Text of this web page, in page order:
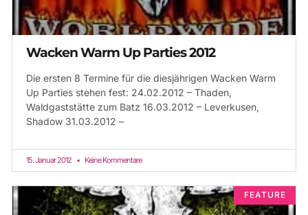
Wacken Warm Up Parties 2012
Die ersten 8 Termine für die diesjährigen Wacken Warm
Up Parties stehen fest: 24.02.2012 – Thaden,
Waldgaststätte zum Batz 16.03.2012 – Leverkusen,
Shadow 31.03.2012 –
15. Januar 2012 Keine Kommentare
FEATURE